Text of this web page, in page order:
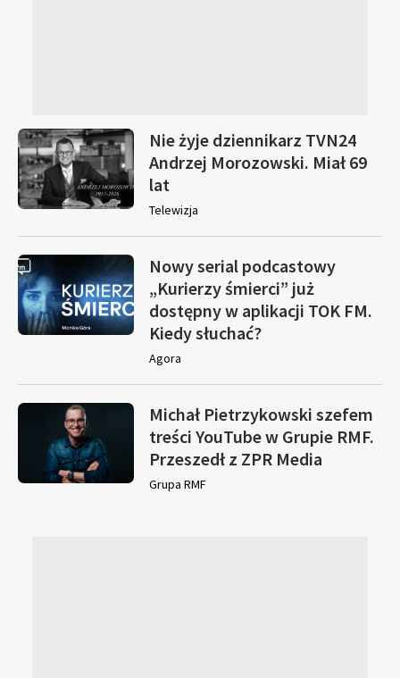
Nie żyje dziennikarz TVN24
Andrzej Morozowski. Miał 69
lat
Telewizja
Nowy serial podcastowy
„Kurierzy śmierci” już
dostępny w aplikacji TOK FM.
Kiedy słuchać?
Agora
Michał Pietrzykowski szefem
treści YouTube w Grupie RMF.
Przeszedł z ZPR Media
Grupa RMF